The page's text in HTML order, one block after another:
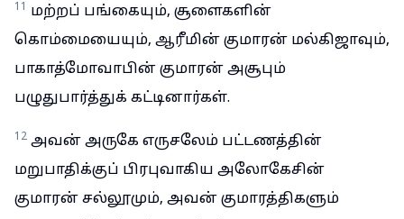
11 மற்றப் பங்கையும், சூளைகளின்
கொம்மையையும், ஆரீமின் குமாரன் மல்கிஜாவும்,
பாகாத்மோவாபின் குமாரன் அசூபும்
பழுதுபார்த்துக் கட்டினார்கள்.
12 அவன் அருகே எருசலேம் பட்டணத்தின்
மறுபாதிக்குப் பிரபுவாகிய அலோகேசின்
குமாரன் சல்லூமும், அவன் குமாரத்திகளும்